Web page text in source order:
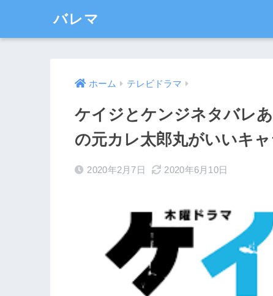
バレマ
ホーム テレビドラマ
ケイジとケンジネタバレ
の元カレ太郎丸がいいキ
2020年2月7日 2020年6月10日